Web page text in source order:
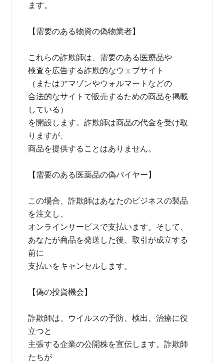
ます。
【需要のある物資の偽物業者】
これらの詐欺師は、需要のある医療品や
検査を広告する詐欺的なウェブサイト
（またはアマゾンやウォルマートなどの
合法的なサイトで販売するための商品を掲載
している）
を開設します。詐欺師は商品の代金を受け取
りますが、
商品を提供することはありません。
【需要のある医薬品の偽バイヤー】
この場合、詐欺師はあなたのビジネスの製品
を注文し、
オンラインサービスで支払います。そして、
あなたが商品を発送した後、取引が成立する
前に
支払いをキャンセルします。
【偽の投資機会】
詐欺師は、ウイルスの予防、検出、治療に役
立つと
主張する企業の公開株を宣伝します。詐欺師
たちが